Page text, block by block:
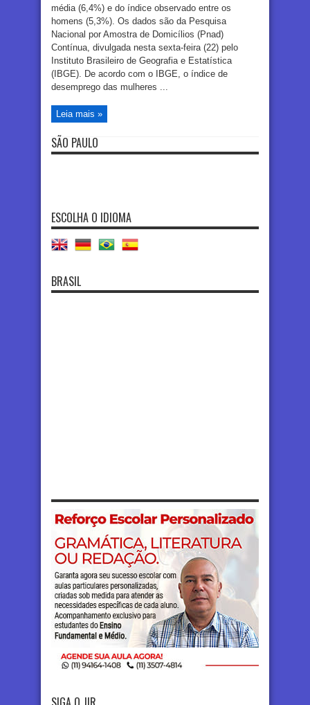
média (6,4%) e do índice observado entre os
homens (5,3%). Os dados são da Pesquisa
Nacional por Amostra de Domicílios (Pnad)
Contínua, divulgada nesta sexta-feira (22) pelo
Instituto Brasileiro de Geografia e Estatística
(IBGE). De acordo com o IBGE, o índice de
desemprego das mulheres ...
Leia mais »
SÃO PAULO
ESCOLHA O IDIOMA
BRASIL